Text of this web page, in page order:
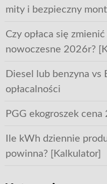
mity i bezpieczny
Czy opłaca się
nowoczesne 2026r?
Diesel lub benzyna
opłacalności
PGG ekogroszek
Ile kWh dziennie
powinna? [Kalkulator]